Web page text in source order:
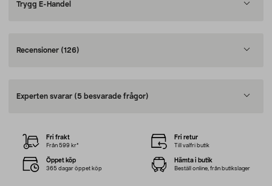
Trygg E-Handel
Recensioner (126)
Experten svarar (5 besvarade frågor)
Fri frakt
Från 599 kr*
Fri retur
Till valfri butik
Öppet köp
365 dagar öppet köp
Hämta i butik
Beställ online, från butikslager